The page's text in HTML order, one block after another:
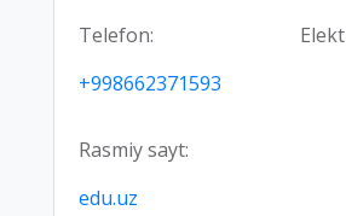
Telefon:
+998662371593
Rasmiy sayt:
edu.uz